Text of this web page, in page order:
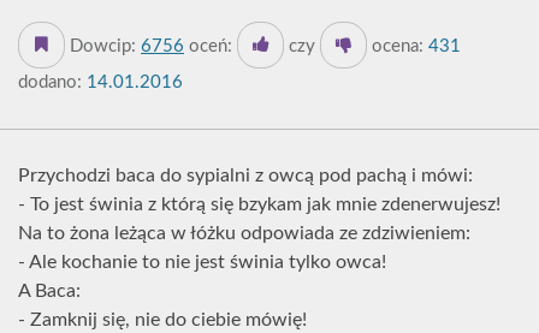
Dowcip: 6756 oceń: czy ocena: 431
dodano: 14.01.2016
Przychodzi baca do sypialni z owcą pod pachą i mówi:
- To jest świnia z którą się bzykam jak mnie zdenerwujesz!
Na to żona leżąca w łóżku odpowiada ze zdziwieniem:
- Ale kochanie to nie jest świnia tylko owca!
A Baca:
- Zamknij się, nie do ciebie mówię!